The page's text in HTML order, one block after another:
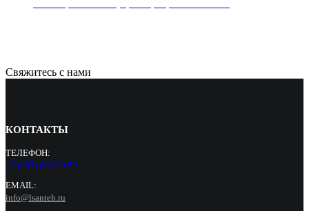
Свяжитесь с нами
КОНТАКТЫ
ТЕЛЕФОН:
+7 (965) 000 90 55
EMAIL:
info@lsanteh.ru